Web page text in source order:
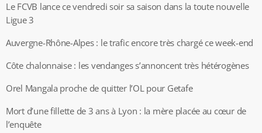
Le FCVB lance ce vendredi soir sa saison dans la toute nouvelle
Ligue 3
Auvergne-Rhône-Alpes : le trafic encore très chargé ce week-end
Côte chalonnaise : les vendanges s’annoncent très hétérogènes
Orel Mangala proche de quitter l’OL pour Getafe
Mort d’une fillette de 3 ans à Lyon : la mère placée au cœur de
l’enquête